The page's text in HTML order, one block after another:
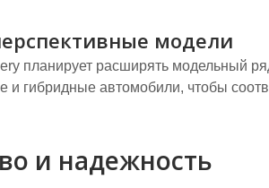
модели
планирует расширять модельный
и гибридные автомобили, чтобы
и надежность